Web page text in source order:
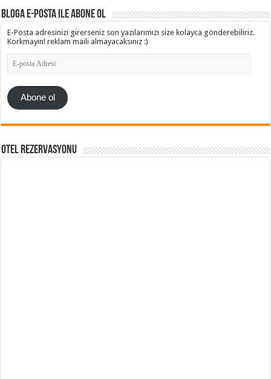
Bloga e-posta ile abone ol
E-Posta adresinizi girerseniz son yazılarımızı size kolayca gönderebiliriz.
Korkmayın! reklam maili almayacaksınız :)
E-
posta
Adresi
Abone ol
Otel Rezervasyonu